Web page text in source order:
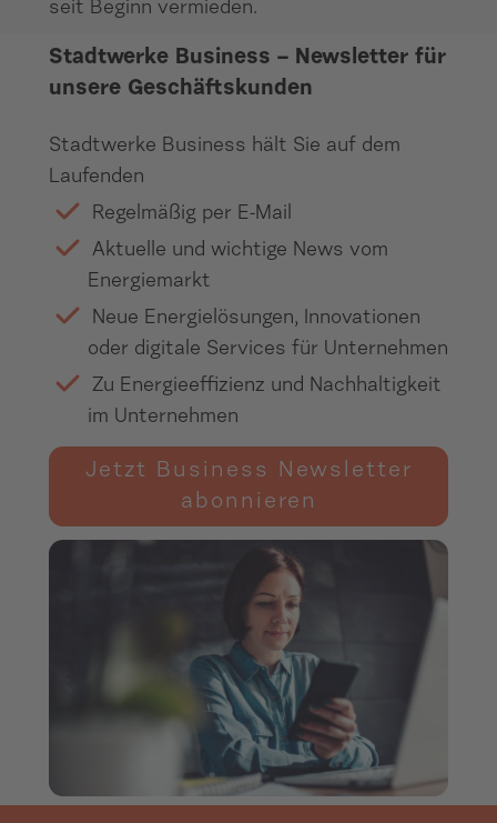
seit Beginn vermieden.
Stadtwerke Business – Newsletter für
unsere Geschäftskunden
Stadtwerke Business hält Sie auf dem
Laufenden
Regelmäßig per E-Mail
Aktuelle und wichtige News vom
Energiemarkt
Neue Energielösungen, Innovationen
oder digitale Services für Unternehmen
Zu Energieeffizienz und Nachhaltigkeit
im Unternehmen
Jetzt Business Newsletter
abonnieren